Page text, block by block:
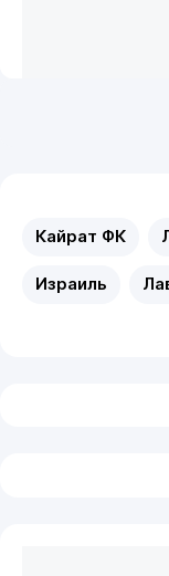
Кайрат ФК
Израиль